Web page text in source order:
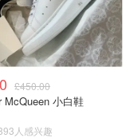
£450.00
McQueen 小白鞋
人感兴趣